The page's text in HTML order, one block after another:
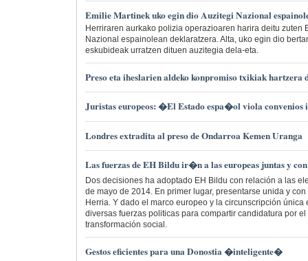
Emilie Martinek uko egin dio Auzitegi Nazional
Herriraren aurkako polizia operazioaren harira deitu zuten
Nazional espainolean deklaratzera. Alta, uko egin dio
eskubideak urratzen dituen auzitegia dela-eta.
Preso eta iheslarien aldeko konpromiso txikiak hartzera
Juristas europeos: �El Estado espa�ol viola
Londres extradita al preso de Ondarroa Kemen Uranga
Las fuerzas de EH Bildu ir�n a las europeas juntas y
Dos decisiones ha adoptado EH Bildu con relación a las
de mayo de 2014. En primer lugar, presentarse unida y
Herria. Y dado el marco europeo y la circunscripción única
diversas fuerzas politicas para compartir candidatura por
transformación social.
Gestos eficientes para una Donostia �inteligente�